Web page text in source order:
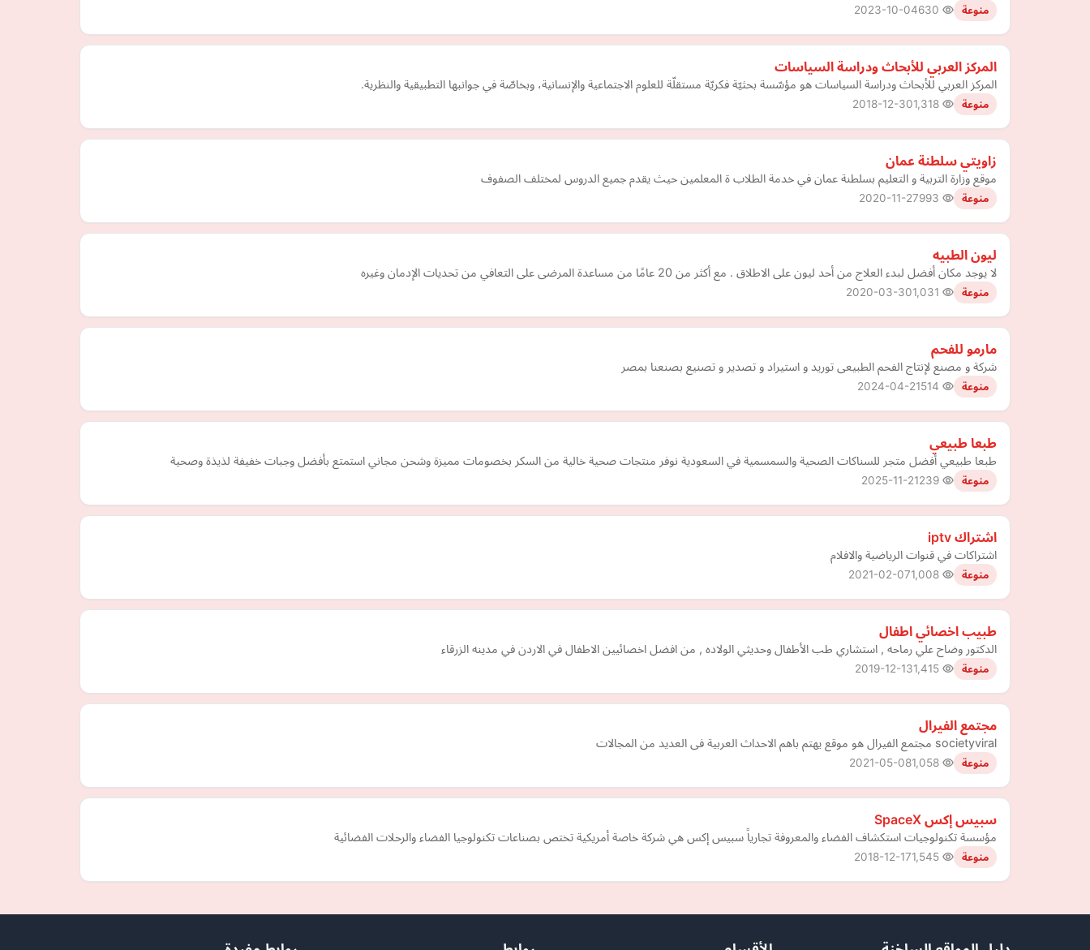
منوعة 2023-10-04
​​المركز العربي للأبحاث ودراسة السياسات
المركز العربي للأبحاث ودراسة السياسات هو مؤسّسة بحثيّة فكريّة مستقلّة للعلوم الاجتماعية والإنسانية، وبخاصّة في جوانبها التطبيقية والنظرية.
منوعة 2018-12-30
زاويتي سلطنة عمان
موقع وزارة التربية و التعليم بسلطنة عمان في خدمة الطلاب ة المعلمين حيث يقدم جميع الدروس لمختلف الصفوف
منوعة 2020-11-27
ليون الطبيه
لا يوجد مكان أفضل لبدء العلاج من أحد ليون على الاطلاق . مع أكثر من 20 عامًا من مساعدة المرضى على التعافي من تحديات الإدمان وغيره
منوعة 2020-03-30
مارمو للفحم
شركة و مصنع لإنتاج الفحم الطبيعى توريد و استيراد و تصدير و تصنيع بصنعنا بمصر
منوعة 2024-04-21
طبعا طبيعي
طبعا طبيعي أفضل متجر للسناكات الصحية والسمسمية في السعودية نوفر منتجات صحية خالية من السكر بخصومات مميزة وشحن مجاني استمتع بأفضل وجبات خفيفة لذيذة وصحية
منوعة 2025-11-21
اشتراك iptv
اشتراكات في قنوات الرياضية والافلام
منوعة 2021-02-07
طبيب اخصائي اطفال
الدكتور وضاح علي رماحه , استشاري طب الأطفال وحديثي الولاده , من افضل اخصائيين الاطفال في الاردن في مدينه الزرقاء
منوعة 2019-12-13
مجتمع الفيرال
societyviral مجتمع الفيرال هو موقع يهتم باهم الاحداث العربية فى العديد من المجالات
منوعة 2021-05-08
سبيس إكس SpaceX
مؤسسة تكنولوجيات استكشاف الفضاء والمعروفة تجارياً سبيس إكس هي شركة خاصة أمريكية تختص بصناعات تكنولوجيا الفضاء والرحلات الفضائية
منوعة 2018-12-17